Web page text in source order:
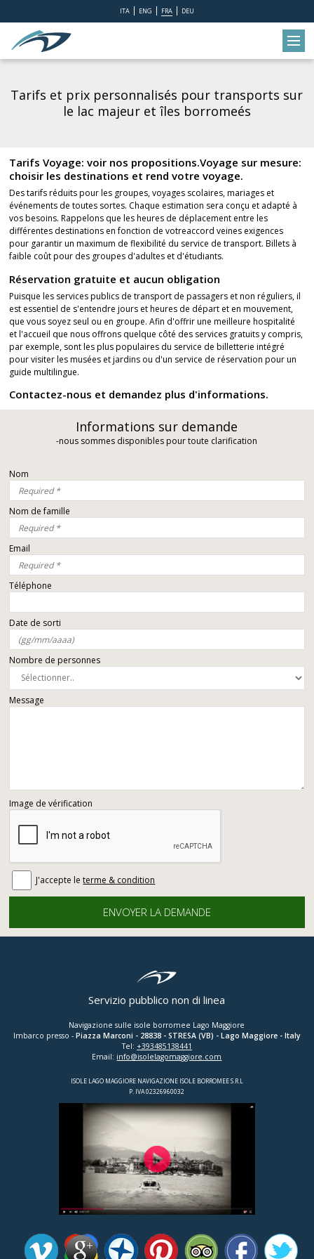
ITA ENG FRA DEU
Tarifs et prix personnalisés pour transports sur
le lac majeur et îles borromeés
Tarifs Voyage: voir nos propositions.Voyage sur mesure:
choisir les destinations et rend votre voyage.
Des tarifs réduits pour les groupes, voyages scolaires, mariages et
événements de toutes sortes. Chaque estimation sera conçu et adapté à
vos besoins. Rappelons que les heures de déplacement entre les
différentes destinations en fonction de votreaccord veines exigences
pour garantir un maximum de flexibilité du service de transport. Billets à
faible coût pour des groupes d'adultes et d'étudiants.
Réservation gratuite et aucun obligation
Puisque les services publics de transport de passagers et non réguliers, il
est essentiel de s'entendre jours et heures de départ et en mouvement,
que vous soyez seul ou en groupe. Afin d'offrir une meilleure hospitalité
et l'accueil que nous offrons quelque côté des services gratuits y compris,
par exemple, sont les plus populaires du service de billetterie intégré
pour visiter les musées et jardins ou d'un service de réservation pour un
guide multilingue.
Contactez-nous et demandez plus d'informations.
Informations sur demande
-nous sommes disponibles pour toute clarification
Nom
Nom de famille
Email
Téléphone
Date de sorti
Nombre de personnes
Message
Image de vérification
J'accepte le terme & condition
Servizio pubblico non di linea
Navigazione sulle isole borromee Lago Maggiore
Imbarco presso - Piazza Marconi - 28838- STRESA (VB) - Lago Maggiore - Italy
Tel: +393485138441
Email: info@isolelagomaggiore.com
ISOLE LAGO MAGGIORE NAVIGAZIONE ISOLE BORROMEE S.R.L
P. IVA 02326960032